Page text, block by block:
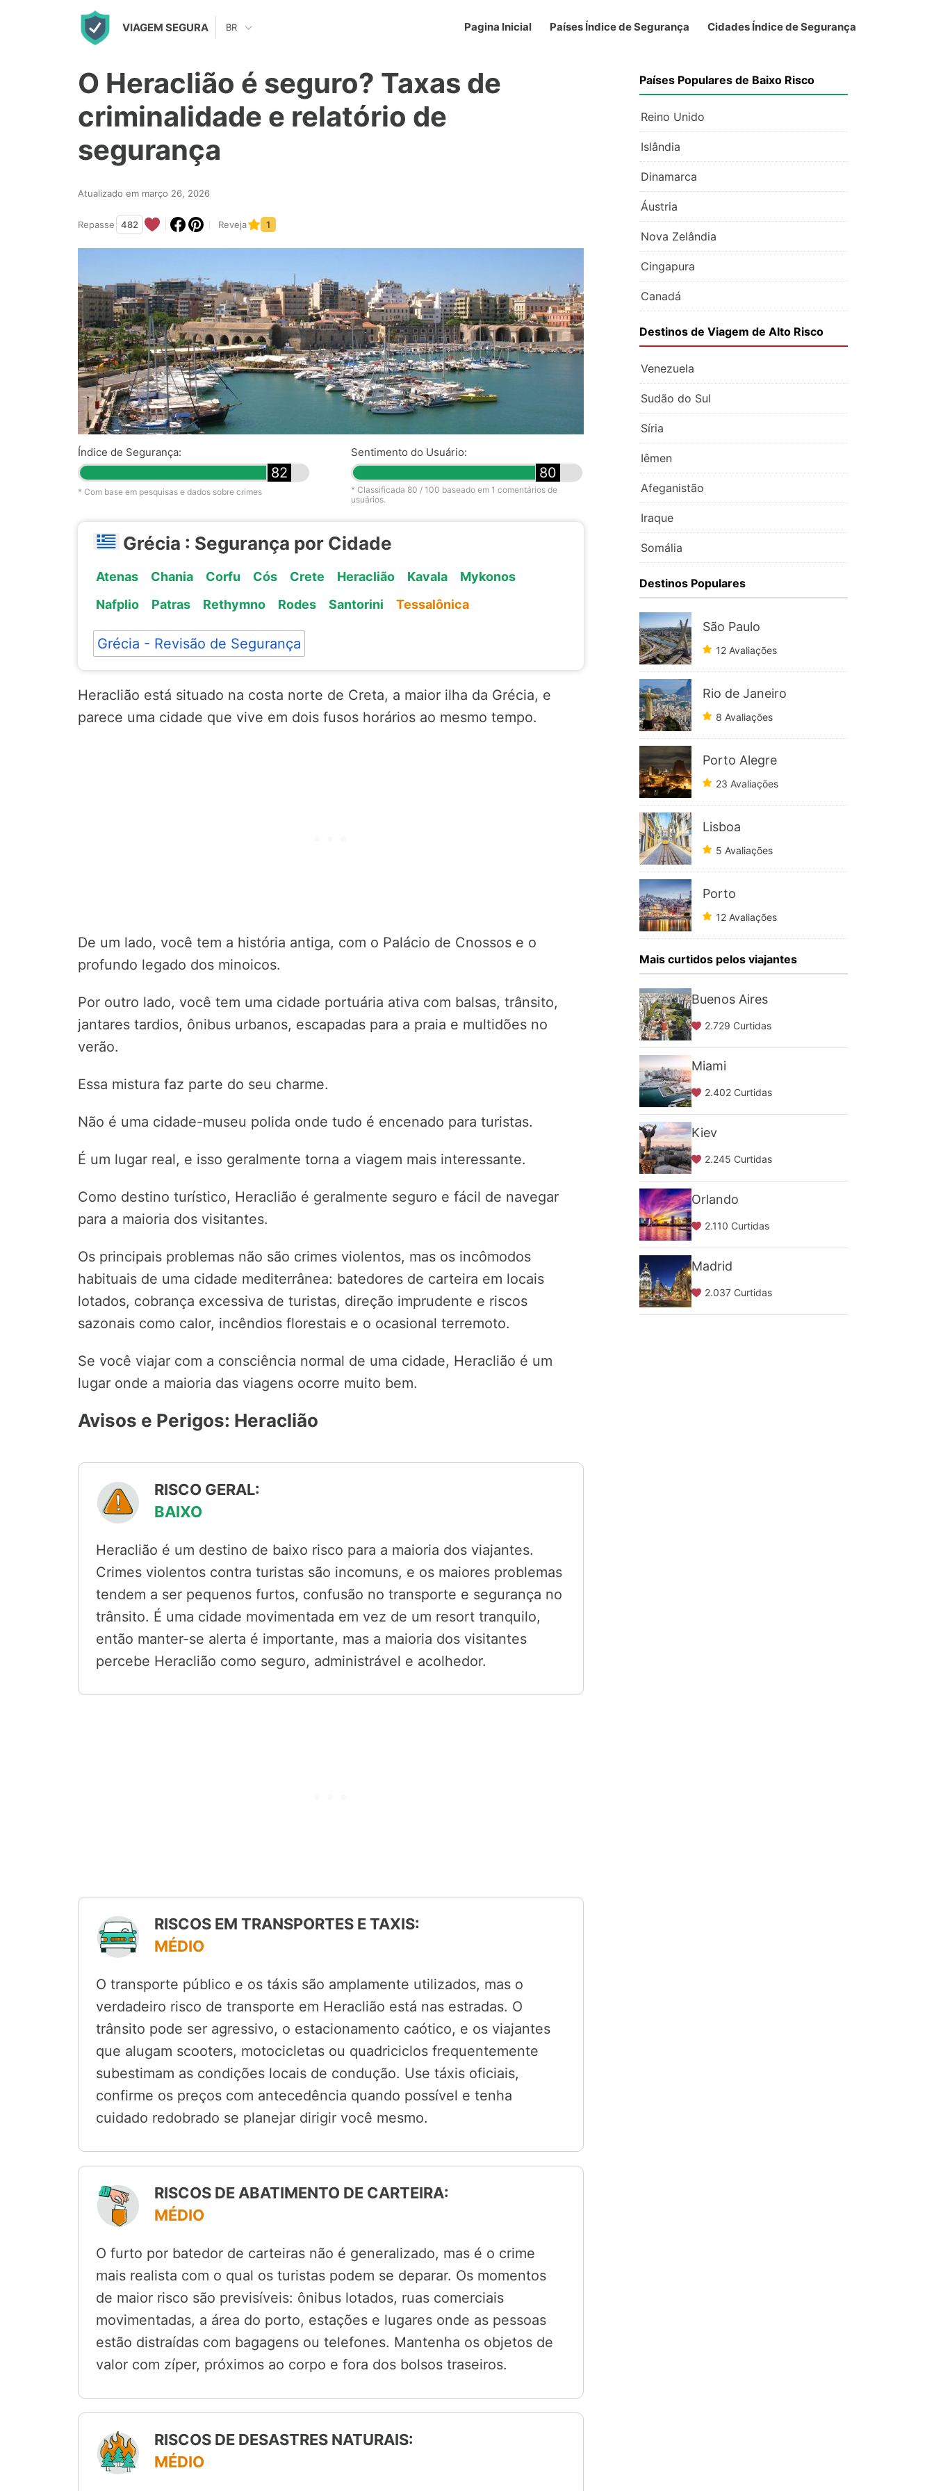
VIAGEM SEGURA Pagina Inicial Países Índice de Segurança Cidades Índice de Segurança
BR
O Heraclião é seguro? Taxas de
criminalidade e relatório de
segurança
Atualizado em março 26, 2026
Repasse 482 Reveja 1
Índice de Segurança:
82
* Com base em pesquisas e dados sobre crimes
Sentimento do Usuário:
80
* Classificada 80 / 100 baseado em 1 comentários de
usuários.
Grécia : Segurança por Cidade
Atenas Chania Corfu Cós Crete Heraclião Kavala
Mykonos
Nafplio
Patras Rethymno Rodes Santorini Tessalônica
Grécia - Revisão de Segurança
Heraclião está situado na costa norte de Creta, a maior ilha da Grécia, e
parece uma cidade que vive em dois fusos horários ao mesmo tempo.
De um lado, você tem a história antiga, com o Palácio de Cnossos e o
profundo legado dos minoicos.
Por outro lado, você tem uma cidade portuária ativa com balsas, trânsito,
jantares tardios, ônibus urbanos, escapadas para a praia e multidões no
verão.
Essa mistura faz parte do seu charme.
Não é uma cidade-museu polida onde tudo é encenado para turistas.
É um lugar real, e isso geralmente torna a viagem mais interessante.
Como destino turístico, Heraclião é geralmente seguro e fácil de navegar
para a maioria dos visitantes.
Os principais problemas não são crimes violentos, mas os incômodos
habituais de uma cidade mediterrânea: batedores de carteira em locais
lotados, cobrança excessiva de turistas, direção imprudente e riscos
sazonais como calor, incêndios florestais e o ocasional terremoto.
Se você viajar com a consciência normal de uma cidade, Heraclião é um
lugar onde a maioria das viagens ocorre muito bem.
Avisos e Perigos: Heraclião
RISCO GERAL:
BAIXO
Heraclião é um destino de baixo risco para a maioria dos viajantes.
Crimes violentos contra turistas são incomuns, e os maiores problemas
tendem a ser pequenos furtos, confusão no transporte e segurança no
trânsito. É uma cidade movimentada em vez de um resort tranquilo,
então manter-se alerta é importante, mas a maioria dos visitantes
percebe Heraclião como seguro, administrável e acolhedor.
RISCOS EM TRANSPORTES E TAXIS:
MÉDIO
O transporte público e os táxis são amplamente utilizados, mas o
verdadeiro risco de transporte em Heraclião está nas estradas. O
trânsito pode ser agressivo, o estacionamento caótico, e os viajantes
que alugam scooters, motocicletas ou quadriciclos frequentemente
subestimam as condições locais de condução. Use táxis oficiais,
confirme os preços com antecedência quando possível e tenha
cuidado redobrado se planejar dirigir você mesmo.
RISCOS DE ABATIMENTO DE CARTEIRA:
MÉDIO
O furto por batedor de carteiras não é generalizado, mas é o crime
mais realista com o qual os turistas podem se deparar. Os momentos
de maior risco são previsíveis: ônibus lotados, ruas comerciais
movimentadas, a área do porto, estações e lugares onde as pessoas
estão distraídas com bagagens ou telefones. Mantenha os objetos de
valor com zíper, próximos ao corpo e fora dos bolsos traseiros.
RISCOS DE DESASTRES NATURAIS:
MÉDIO
Países Populares de Baixo Risco
Reino Unido
Islândia
Dinamarca
Áustria
Nova Zelândia
Cingapura
Canadá
Destinos de Viagem de Alto Risco
Venezuela
Sudão do Sul
Síria
Iêmen
Afeganistão
Iraque
Somália
Destinos Populares
São Paulo
12 Avaliações
Rio de Janeiro
8 Avaliações
Porto Alegre
23 Avaliações
Lisboa
5 Avaliações
Porto
12 Avaliações
Mais curtidos pelos viajantes
Buenos Aires
2.729 Curtidas
Miami
2.402 Curtidas
Kiev
2.245 Curtidas
Orlando
2.110 Curtidas
Madrid
2.037 Curtidas